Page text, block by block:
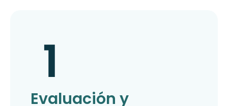
Evaluación y